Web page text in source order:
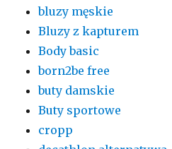
bluzy męskie
Bluzy z kapturem
Body basic
born2be free
buty damskie
Buty sportowe
cropp